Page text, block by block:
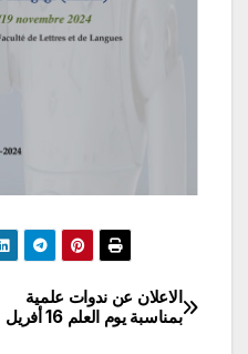
تصفّح
الاعلان عن ندوات علمية
بمناسبة يوم العلم 16 أفريل